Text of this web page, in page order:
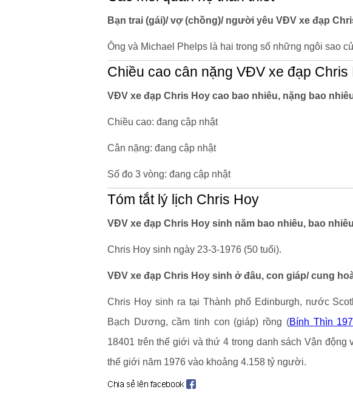
Bạn trai (gái)/ vợ (chồng)/ người yêu VĐV xe đạp
Ông và Michael Phelps là hai trong số những ngôi sao
Chiều cao cân nặng VĐV xe đạp Chris
VĐV xe đạp Chris Hoy cao bao nhiêu, nặng bao
Chiều cao: đang cập nhật
Cân nặng: đang cập nhật
Số đo 3 vòng: đang cập nhật
Tóm tắt lý lịch Chris Hoy
VĐV xe đạp Chris Hoy sinh năm bao nhiêu, bao
Chris Hoy sinh ngày 23-3-1976 (50 tuổi).
VĐV xe đạp Chris Hoy sinh ở đâu, con giáp/ cung
Chris Hoy sinh ra tại Thành phố Edinburgh, nước
Bạch Dương, cầm tinh con (giáp) rồng (Bính Thìn
18401 trên thế giới và thứ 4 trong danh sách Vận động
thế giới năm 1976 vào khoảng 4.158 tỷ người.